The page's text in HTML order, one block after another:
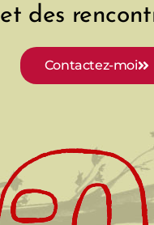
et des
Contactez-moi